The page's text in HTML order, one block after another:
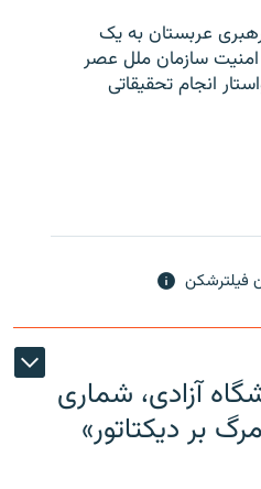
عربستان به یک
سازمان ملل عصر
انجام تحقیقاتی
فیلترشکن
آزادی، شماری
بر دیکتاتور»